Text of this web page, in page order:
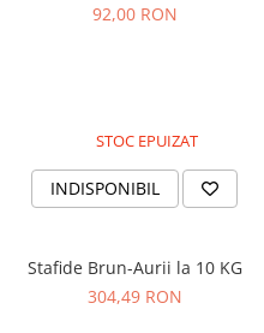
92,00 RON
STOC EPUIZAT
INDISPONIBIL
Stafide Brun-Aurii la 10 KG
304,49 RON